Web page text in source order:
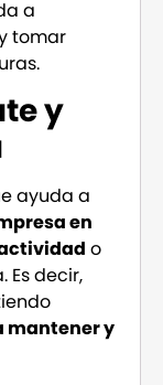
a
tomar
y
ayuda a
en
o
decir,
mantener y